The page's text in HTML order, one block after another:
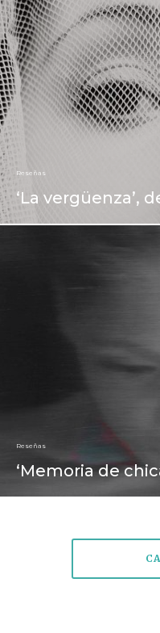
Reseñas
‘La vergüenza’,
Reseñas
‘Memoria de